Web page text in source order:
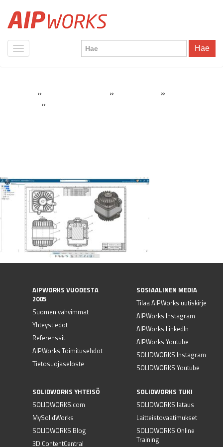
Hae
» » »
»
AIPWORKS VUODESTA
2005
Suomen vahvimmat
Yhteystiedot
Referenssit
AIPWorks Toimitusehdot
Tietosuojaseloste
SOSIAALINEN MEDIA
Tilaa AIPWorks uutiskirje
AIPWorks Instagram
AIPWorks LinkedIn
AIPWorks Youtube
SOLIDWORKS Instagram
SOLIDWORKS Youtube
SOLIDWORKS YHTEISÖ
SOLIDWORKS.com
MySolidWorks
SOLIDWORKS Blog
3D ContentCentral
SOLIDWORKS TUKI
SOLIDWORKS lataus
Laitteistovaatimukset
SOLIDWORKS Online
Training